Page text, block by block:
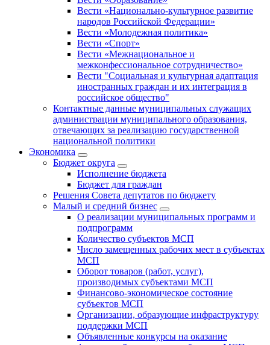
Вести «Национально-культурное развитие
народов Российской Федерации»
Вести «Молодежная политика»
Вести «Спорт»
Вести «Межнациональное и
межконфессиональное сотрудничество»
Вести "Социальная и культурная адаптация
иностранных граждан и их интеграция в
российское общество"
Контактные данные муниципальных служащих
администрации муниципального образования,
отвечающих за реализацию государственной
национальной политики
Экономика
Бюджет округa
Исполнение бюджета
Бюджет для граждан
Решения Совета депутатов по бюджету
Малый и средний бизнес
О реализации муниципальных программ и
подпрограмм
Количество субъектов МСП
Число замещенных рабочих мест в субъектах
МСП
Оборот товаров (работ, услуг),
производимых субъектами МСП
Финансово-экономическое состояние
субъектов МСП
Организации, образующие инфраструктуру
поддержки МСП
Объявленные конкурсы на оказание